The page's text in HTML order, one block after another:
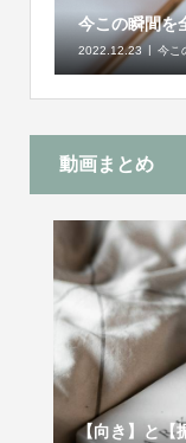
今この瞬間を
2022.12.23 今こ
動画まとめ
【向き】と【